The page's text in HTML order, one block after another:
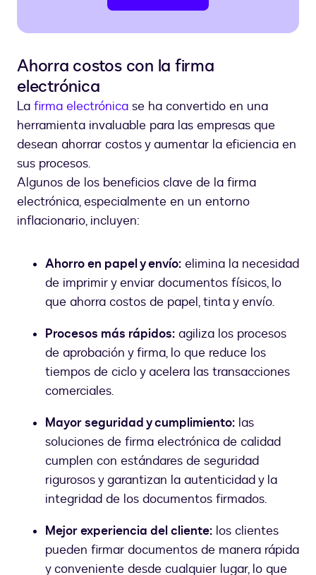
Ahorra costos con la firma
electrónica
La firma electrónica se ha convertido en una
herramienta invaluable para las empresas que
desean ahorrar costos y aumentar la eficiencia en
sus procesos.
Algunos de los beneficios clave de la firma
electrónica, especialmente en un entorno
inflacionario, incluyen:
Ahorro en papel y envío: elimina la necesidad
de imprimir y enviar documentos físicos, lo
que ahorra costos de papel, tinta y envío.
Procesos más rápidos: agiliza los procesos
de aprobación y firma, lo que reduce los
tiempos de ciclo y acelera las transacciones
comerciales.
Mayor seguridad y cumplimiento: las
soluciones de firma electrónica de calidad
cumplen con estándares de seguridad
rigurosos y garantizan la autenticidad y la
integridad de los documentos firmados.
Mejor experiencia del cliente: los clientes
pueden firmar documentos de manera rápida
y conveniente desde cualquier lugar, lo que